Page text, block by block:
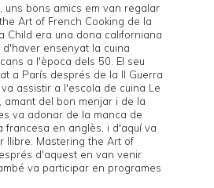
, uns bons amics em van regalar
Art of French Cooking de la
Child era una dona californiana
ensenyat la cuina
a l'època dels 50. El seu
a París després de la II Guerra
assistir a l'escola de cuina Le
amant del bon menjar i de la
va adonar de la manca de
francesa en anglès, i d'aquí va
llibre: Mastering the Art of
d'aquest en van venir
va participar en programes